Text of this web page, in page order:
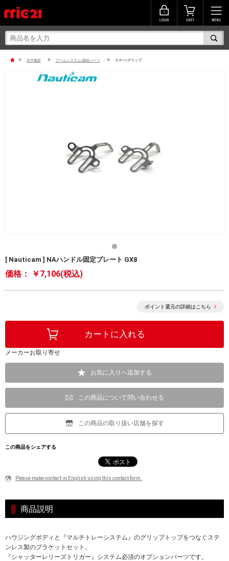
> 水中撮影 > アームシステム/接続パーツ > ステー/グリップ
[ Nauticam ] NAハンドル固定プレート GX8
価格： ￥7,106(税込)
ポイント還元の詳細はこちら
メーカーお取り寄せ
お気に入りへ追加する
この商品について問い合わせる
この商品の取り扱い店舗を探す
この商品をシェアする
Please make contact in English using this contact form.
商品説明
ハウジングボディと『マルチトレーシステム』のグリップトップをつなぐステ
ンレス製のブラケットセット。
『シャッターレリーズトリガー』システム必須のオプションパーツです。